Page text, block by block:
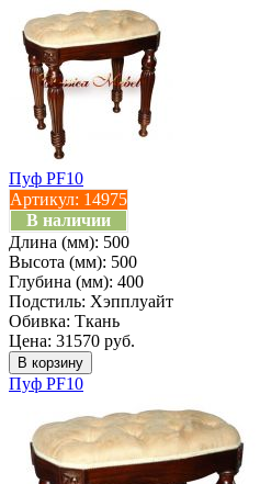
Пуф PF10
Артикул: 14975
В наличии
Длина (мм): 500
Высота (мм): 500
Глубина (мм): 400
Подстиль: Хэпплуайт
Обивка: Ткань
Цена: 31570 руб.
Пуф PF10